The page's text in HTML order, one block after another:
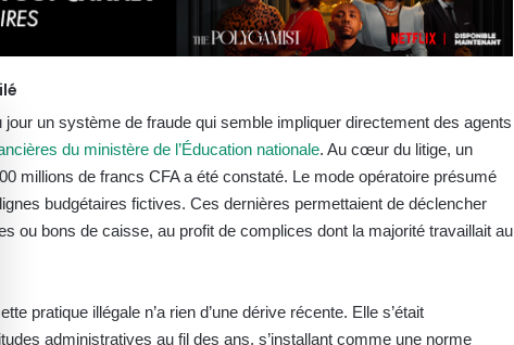
jour un système de fraude qui semble impliquer directement des agents
du ministère de l’Éducation nationale. Au cœur du litige, un
millions de francs CFA a été constaté. Le mode opératoire présumé
budgétaires fictives. Ces dernières permettaient de déclencher
ou bons de caisse, au profit de complices dont la majorité travaillait au
pratique illégale n’a rien d’une dérive récente. Elle s’était
administratives au fil des ans, s’installant comme une norme